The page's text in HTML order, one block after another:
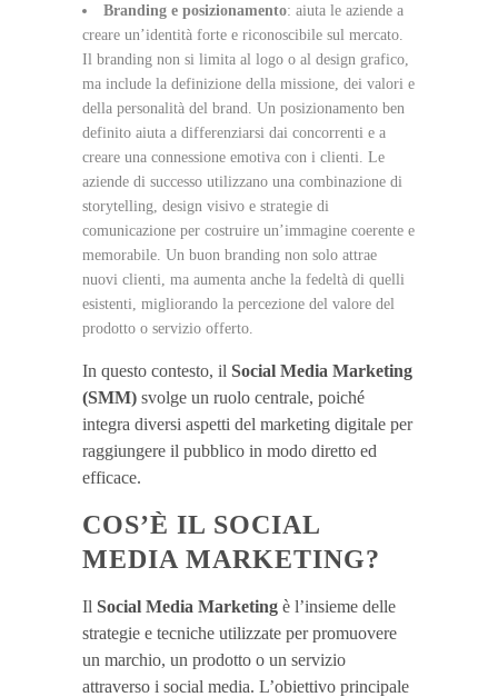
Branding e posizionamento: aiuta le aziende a
creare un’identità forte e riconoscibile sul mercato.
Il branding non si limita al logo o al design grafico,
ma include la definizione della missione, dei valori e
della personalità del brand. Un posizionamento ben
definito aiuta a differenziarsi dai concorrenti e a
creare una connessione emotiva con i clienti. Le
aziende di successo utilizzano una combinazione di
storytelling, design visivo e strategie di
comunicazione per costruire un’immagine coerente e
memorabile. Un buon branding non solo attrae
nuovi clienti, ma aumenta anche la fedeltà di quelli
esistenti, migliorando la percezione del valore del
prodotto o servizio offerto.
In questo contesto, il Social Media Marketing
(SMM) svolge un ruolo centrale, poiché
integra diversi aspetti del marketing digitale per
raggiungere il pubblico in modo diretto ed
efficace.
COS’È IL SOCIAL
MEDIA MARKETING?
Il Social Media Marketing è l’insieme delle
strategie e tecniche utilizzate per promuovere
un marchio, un prodotto o un servizio
attraverso i social media. L’obiettivo principale